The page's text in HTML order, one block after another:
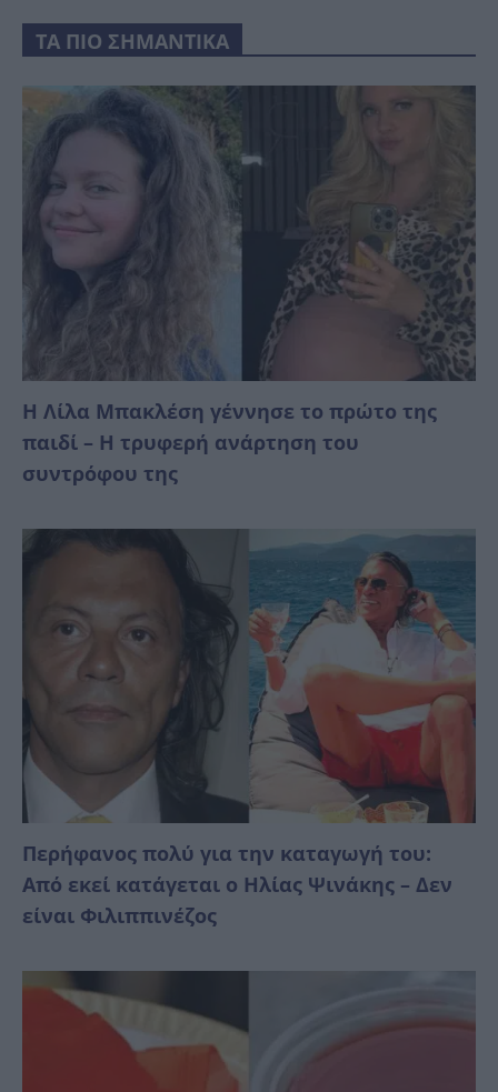
ΤΑ ΠΙΟ ΣΗΜΑΝΤΙΚΑ
Η Λίλα Μπακλέση γέννησε το πρώτο της
παιδί – Η τρυφερή ανάρτηση του
συντρόφου της
Περήφανος πολύ για την καταγωγή του:
Από εκεί κατάγεται ο Ηλίας Ψινάκης – Δεν
είναι Φιλιππινέζος